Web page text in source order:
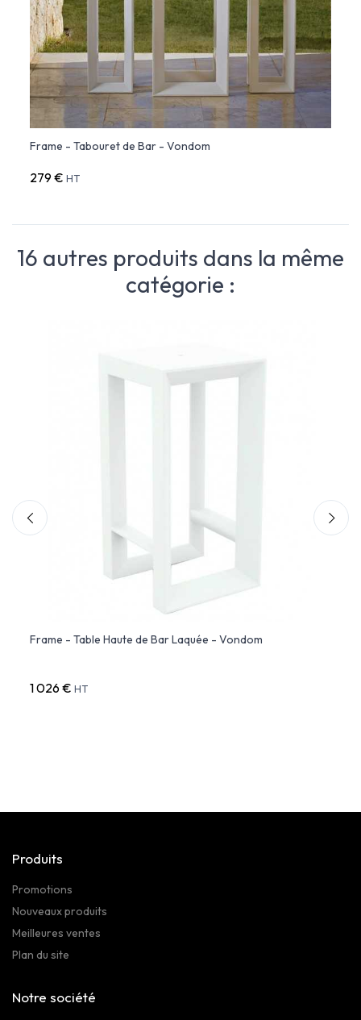
Frame - Tabouret de Bar - Vondom
279 € HT
16 autres produits dans la même
catégorie :
Frame - Table Haute de Bar Laquée - Vondom
1 026 € HT
Produits
Promotions
Nouveaux produits
Meilleures ventes
Plan du site
Notre société